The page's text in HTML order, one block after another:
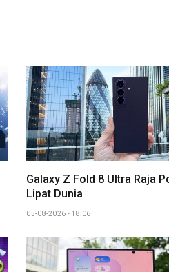
Galaxy Z Fold 8 Ultra Raja
Lipat Dunia
05-08-2026 - 18.06